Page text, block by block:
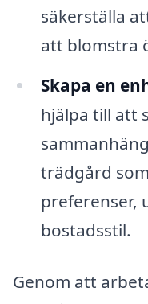
säkerställa
att blomstra
Skapa en
hjälpa till att
trädgård
preferenser,
bostadsstil.
Genom att